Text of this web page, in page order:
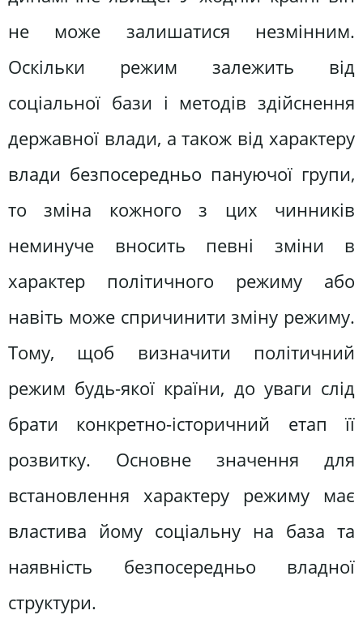
не може залишатися незмінним.
Оскільки режим залежить від
соціальної бази і методів здійснення
державної влади, а також від характеру
влади безпосередньо пануючої групи,
то зміна кожного з цих чинників
неминуче вносить певні зміни в
характер політичного режиму або
навіть може спричинити зміну режиму.
Тому, щоб визначити політичний
режим будь-якої країни, до уваги слід
брати конкретно-історичний етап її
розвитку. Основне значення для
встановлення характеру режиму має
властива йому соціальну на база та
наявність безпосередньо владної
структури.